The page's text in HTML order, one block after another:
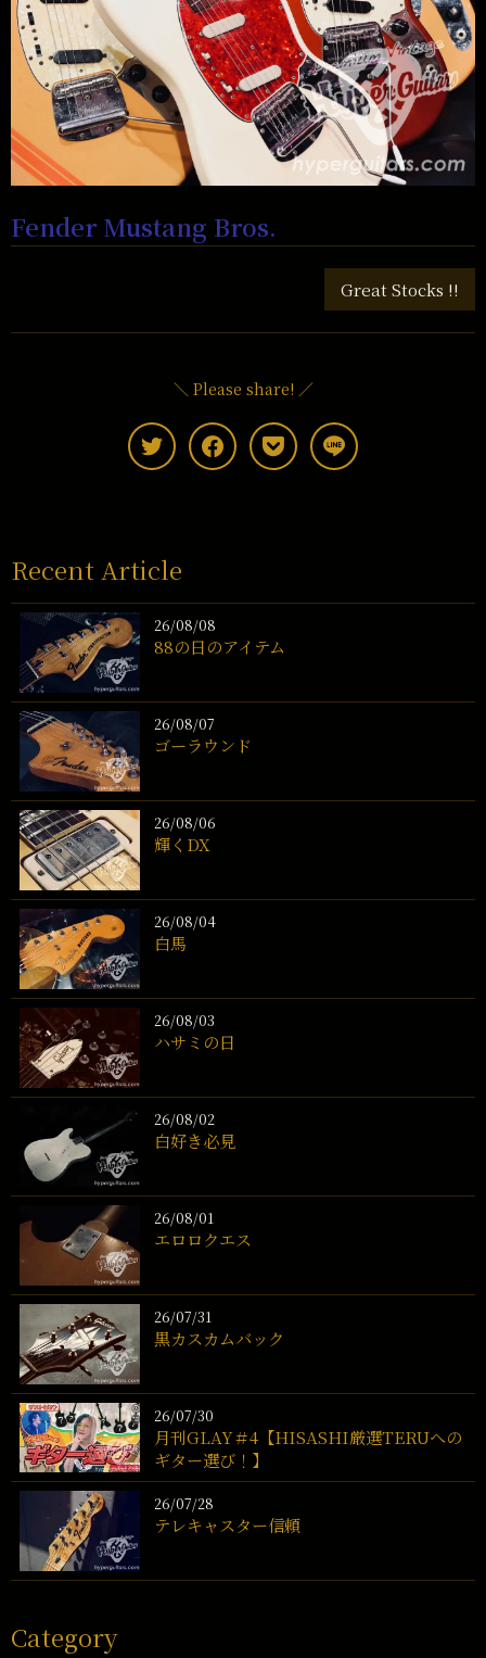
Fender Mustang Bros.
Great Stocks !!
＼ Please share! ／
Recent Article
26/08/08
88の日のアイテム
26/08/07
ゴーラウンド
26/08/06
輝くDX
26/08/04
白馬
26/08/03
ハサミの日
26/08/02
白好き必見
26/08/01
エロロクエス
26/07/31
黒カスカムバック
26/07/30
月刊GLAY＃4【HISASHI厳選TERUへの
ギター選び！】
26/07/28
テレキャスター信頼
Category